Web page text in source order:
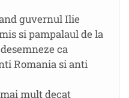
guvernul Ilie
si pampalaul de la
ca
Romania si anti
mult decat